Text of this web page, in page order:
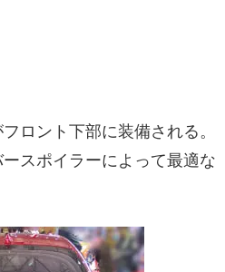
ロント下部に装備される。
スポイラーによって最適な